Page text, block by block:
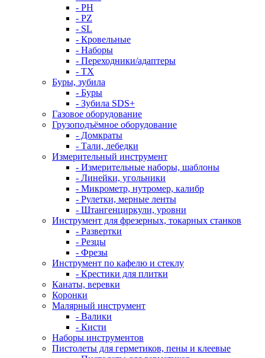
- PH
- PZ
- SL
- Кровельные
- Наборы
- Переходники/адаптеры
- ТX
Буры, зубила
- Буры
- Зубила SDS+
Газовое оборудование
Грузоподъёмное оборудование
- Домкраты
- Тали, лебедки
Измерительный инструмент
- Измерительные наборы, шаблоны
- Линейки, угольники
- Микрометр, нутромер, калибр
- Рулетки, мерные ленты
- Штангенциркули, уровни
Инструмент для фрезерных, токарных станков
- Развертки
- Резцы
- Фрезы
Инструмент по кафелю и стеклу
- Крестики для плитки
Канаты, веревки
Коронки
Малярный инструмент
- Валики
- Кисти
Наборы инструментов
Пистолеты для герметиков, пены и клеевые